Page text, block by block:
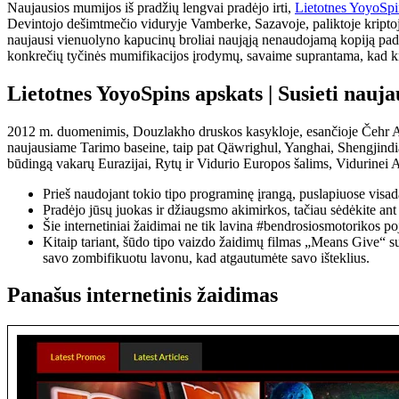
Naujausios mumijos iš pradžių lengvai pradėjo irti, Lietotnes
Devintojo dešimtmečio viduryje Vamberke, Sazavoje, paliktoje
naujausi vienuolyno kapucinų broliai naująją nenaudojamą kopiją
konkrečių tyčinės mumifikacijos įrodymų, savaime suprantama,
Lietotnes YoyoSpins apskats | Susieti
2012 m. duomenimis, Douzlakho druskos kasykloje, esančioje
naujausiame Tarimo baseine, taip pat Qäwrighul, Yanghai,
būdingą vakarų Eurazijai, Rytų ir Vidurio Europos šalims, Vidurinei
Prieš naudojant tokio tipo programinę įrangą, puslapiuose
Pradėjo jūsų juokas ir džiaugsmo akimirkos, tačiau sėdėkite
Šie internetiniai žaidimai ne tik lavina #bendrosiosmotorikos
Kitaip tariant, šūdo tipo vaizdo žaidimų filmas „Means Give“
savo zombifikuotu lavonu, kad atgautumėte savo išteklius.
Panašus internetinis žaidimas